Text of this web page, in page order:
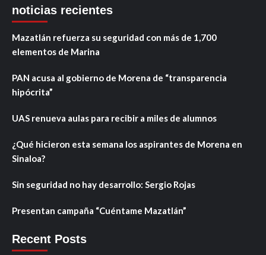
noticias recientes
Mazatlán refuerza su seguridad con más de 1,700
elementos de Marina
PAN acusa al gobierno de Morena de “transparencia
hipócrita”
UAS renueva aulas para recibir a miles de alumnos
¿Qué hicieron esta semana los aspirantes de Morena en
Sinaloa?
Sin seguridad no hay desarrollo: Sergio Rojas
Presentan campaña “Cuéntame Mazatlán”
Recent Posts